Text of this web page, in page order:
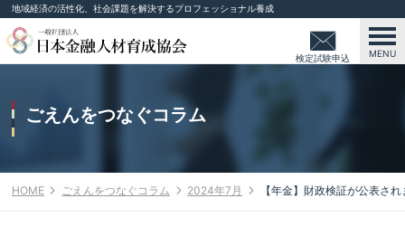
地域経済の活性化、社会課題を解決するプロフェッショナル養成
検定試験申込
み
MENU
ごえんをつなぐコラム
HOME ごえんをつなぐコラム 2024年7月 【年金】財政検証が公表され